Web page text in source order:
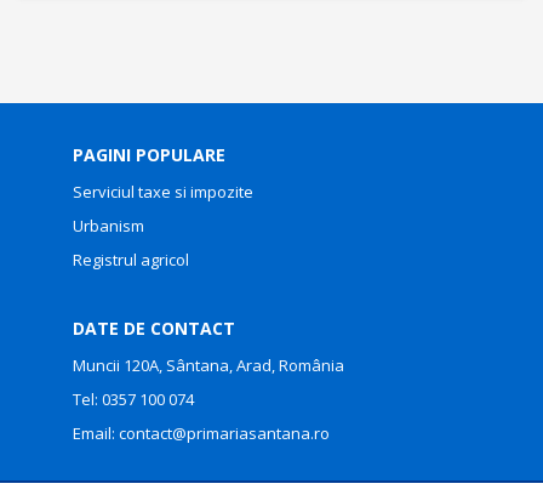
PAGINI POPULARE
Serviciul taxe si impozite
Urbanism
Registrul agricol
DATE DE CONTACT
Muncii 120A, Sântana, Arad, România
Tel: 0357 100 074
Email: contact@primariasantana.ro